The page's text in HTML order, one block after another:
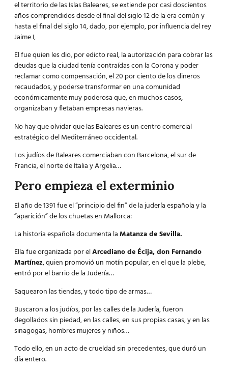
el territorio de las Islas Baleares, se extiende por casi doscientos
años comprendidos desde el final del siglo 12 de la era común y
hasta el final del siglo 14, dado, por ejemplo, por influencia del rey
Jaime I,
El fue quien les dio, por edicto real, la autorización para cobrar las
deudas que la ciudad tenía contraídas con la Corona y poder
reclamar como compensación, el 20 por ciento de los dineros
recaudados, y poderse transformar en una comunidad
económicamente muy poderosa que, en muchos casos,
organizaban y fletaban empresas navieras.
No hay que olvidar que las Baleares es un centro comercial
estratégico del Mediterráneo occidental.
Los judíos de Baleares comerciaban con Barcelona, el sur de
Francia, el norte de Italia y Argelia…
Pero empieza el exterminio
El año de 1391 fue el “principio del fin” de la judería española y la
“aparición” de los chuetas en Mallorca:
La historia española documenta laMatanza de Sevilla.
Ella fue organizada por elArcediano de Écija, don Fernando
Martínez, quien promovió un motín popular, en el que la plebe,
entró por el barrio de la Judería…
Saquearon las tiendas, y todo tipo de armas…
Buscaron a los judíos, por las calles de la Judería, fueron
degollados sin piedad, en las calles, en sus propias casas, y en las
sinagogas, hombres mujeres y niños…
Todo ello, en un acto de crueldad sin precedentes, que duró un
día entero.